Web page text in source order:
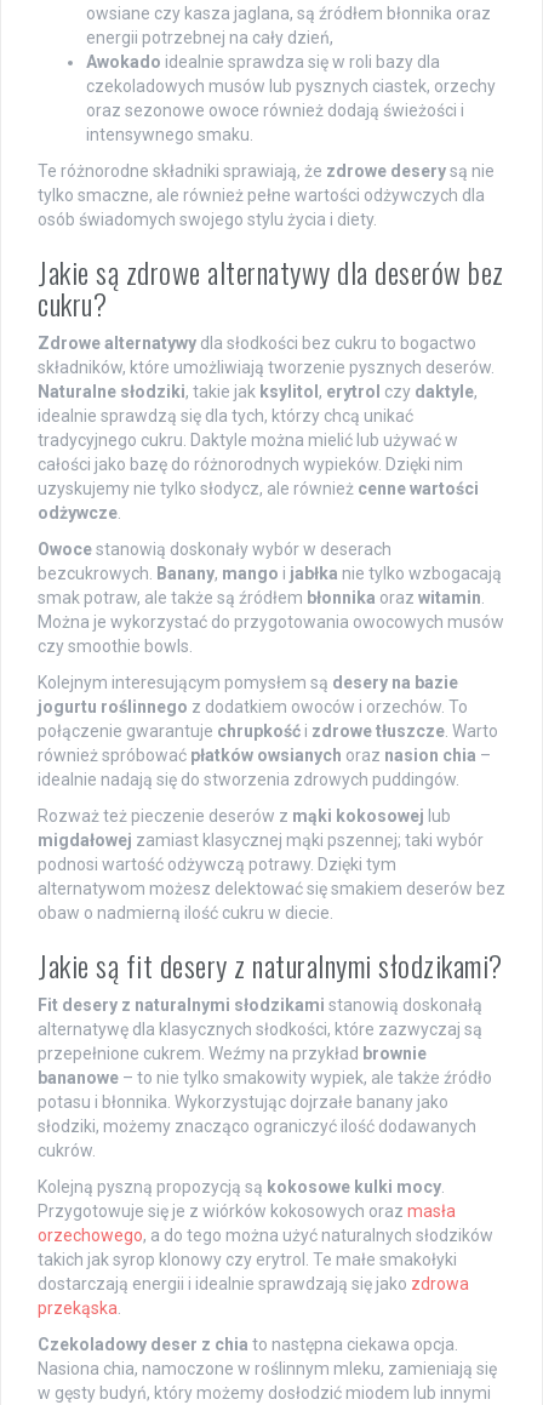
owsiane czy kasza jaglana, są źródłem błonnika oraz
energii potrzebnej na cały dzień,
Awokado idealnie sprawdza się w roli bazy dla
czekoladowych musów lub pysznych ciastek, orzechy
oraz sezonowe owoce również dodają świeżości i
intensywnego smaku.
Te różnorodne składniki sprawiają, że zdrowe deserysą nie
tylko smaczne, ale również pełne wartości odżywczych dla
osób świadomych swojego stylu życia i diety.
Jakie są zdrowe alternatywy dla deserów bez
cukru?
Zdrowe alternatywy dla słodkości bez cukru to bogactwo
składników, które umożliwiają tworzenie pysznych deserów.
Naturalne słodziki, takie jak ksylitol, erytrol czy daktyle,
idealnie sprawdzą się dla tych, którzy chcą unikać
tradycyjnego cukru. Daktyle można mielić lub używać w
całości jako bazę do różnorodnych wypieków. Dzięki nim
uzyskujemy nie tylko słodycz, ale również cenne wartości
odżywcze
Owocestanowią doskonały wybór w deserach
bezcukrowych. Banany, mango i jabłka nie tylko wzbogacają
smak potraw, ale także są źródłem błonnika oraz witamin
Można je wykorzystać do przygotowania owocowych musów
czy smoothie bowls.
Kolejnym interesującym pomysłem są desery na bazie
jogurtu roślinnego z dodatkiem owoców i orzechów. To
połączenie gwarantuje chrupkość i zdrowe tłuszcze . Warto
również spróbować płatków owsianych oraz nasion chia –
idealnie nadają się do stworzenia zdrowych puddingów.
Rozważ też pieczenie deserów z mąki kokosowej lub
migdałowej zamiast klasycznej mąki pszennej; taki wybór
podnosi wartość odżywczą potrawy. Dzięki tym
alternatywom możesz delektować się smakiem deserów bez
obaw o nadmierną ilość cukru w diecie.
Jakie są fit desery z naturalnymi słodzikami?
Fit desery z naturalnymi słodzikami stanowią doskonałą
alternatywę dla klasycznych słodkości, które zazwyczaj są
przepełnione cukrem. Weźmy na przykład brownie
bananowe – to nie tylko smakowity wypiek, ale także źródło
potasu i błonnika. Wykorzystując dojrzałe banany jako
słodziki, możemy znacząco ograniczyć ilość dodawanych
cukrów.
Kolejną pyszną propozycją są kokosowe kulki mocy
Przygotowuje się je z wiórków kokosowych oraz masła
orzechowego, a do tego można użyć naturalnych słodzików
takich jak syrop klonowy czy erytrol. Te małe smakołyki
dostarczają energii i idealnie sprawdzają się jako zdrowa
przekąska
Czekoladowy deser z chia to następna ciekawa opcja.
Nasiona chia, namoczone w roślinnym mleku, zamieniają się
w gęsty budyń, który możemy dosłodzić miodem lub innymi